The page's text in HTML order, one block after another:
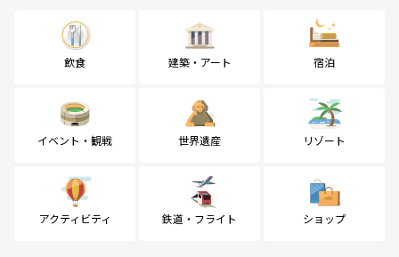
飲食 建築・アート 宿泊
イベント・観戦 世界遺産 リゾート
アクティビティ 鉄道・フライト ショップ